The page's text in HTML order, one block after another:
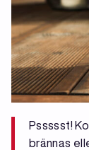
Pssssst!
brännas